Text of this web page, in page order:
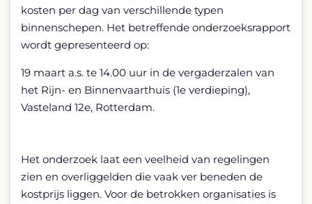
kosten per dag van verschillende typen
binnenschepen. Het betreffende onderzoeksrapport
wordt gepresenteerd op:
19 maart a.s. te 14.00 uur in de vergaderzalen van
het Rijn- en Binnenvaarthuis (1e verdieping),
Vasteland 12e, Rotterdam.
Het onderzoek laat een veelheid van regelingen
zien en overliggelden die vaak ver beneden de
kostprijs liggen. Voor de betrokken organisaties is